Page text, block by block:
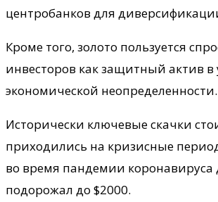
центробанков для
Кроме того, золото пользуется
инвесторов как защитный актив в
экономической неопределенности.
Исторически ключевые скачки
приходились на кризисные
во время пандемии коронавируса
подорожал до $2000.